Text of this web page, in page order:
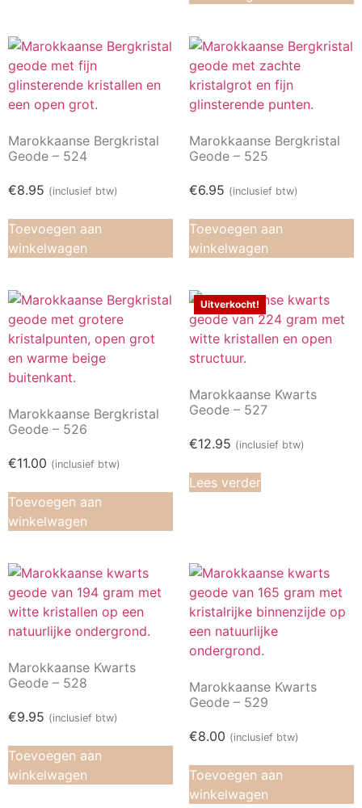
Marokkaanse Bergkristal
Geode – 524
€8.95 (inclusief btw)
Toevoegen aan
winkelwagen
Marokkaanse Bergkristal
Geode – 525
€6.95 (inclusief btw)
Toevoegen aan
winkelwagen
Marokkaanse Bergkristal
Geode – 526
€11.00 (inclusief btw)
Toevoegen aan
winkelwagen
Uitverkocht!
Marokkaanse Kwarts
Geode – 527
€12.95 (inclusief btw)
Lees verder
Marokkaanse Kwarts
Geode – 528
€9.95 (inclusief btw)
Toevoegen aan
winkelwagen
Marokkaanse Kwarts
Geode – 529
€8.00 (inclusief btw)
Toevoegen aan
winkelwagen